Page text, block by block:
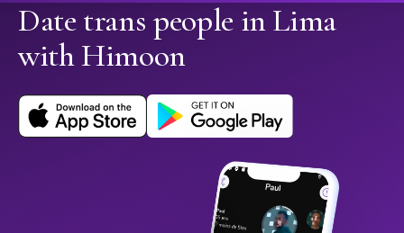
Date trans people in Lima
with Himoon